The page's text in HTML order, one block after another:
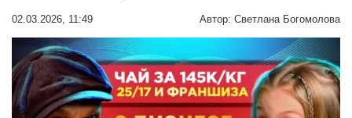
02.03.2026, 11:49 Автор: Светлана Богомолова